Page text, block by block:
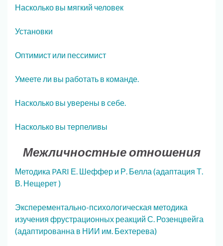
Насколько вы мягкий человек
Установки
Оптимист или пессимист
Умеете ли вы работать в команде.
Насколько вы уверены в себе.
Насколько вы терпеливы
Межличностные отношения
Методика PARI Е. Шеффер и Р. Белла (адаптация Т.
В. Нещерет )
Эксперементально-психологическая методика
изучения фрустрационных реакций С. Розенцвейга
(адаптированна в НИИ им. Бехтерева)